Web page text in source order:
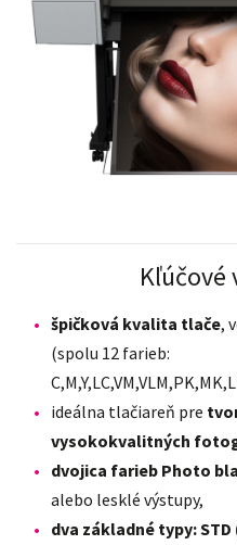
Kľúčové
špičková kvalita tlače,
(spolu 12 farieb:
ideálna tlačiareň pre
vysokokvalitných
dvojica farieb Photo
alebo lesklé výstupy,
dva základné typy: